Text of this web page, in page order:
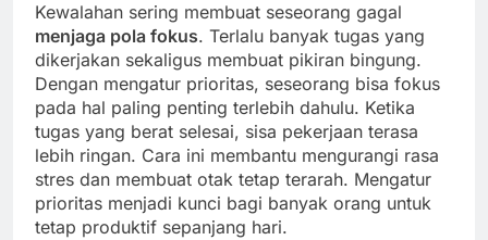
Kewalahan sering membuat seseorang gagal
menjaga pola fokus. Terlalu banyak tugas yang
dikerjakan sekaligus membuat pikiran bingung.
Dengan mengatur prioritas, seseorang bisa fokus
pada hal paling penting terlebih dahulu. Ketika
tugas yang berat selesai, sisa pekerjaan terasa
lebih ringan. Cara ini membantu mengurangi rasa
stres dan membuat otak tetap terarah. Mengatur
prioritas menjadi kunci bagi banyak orang untuk
tetap produktif sepanjang hari.